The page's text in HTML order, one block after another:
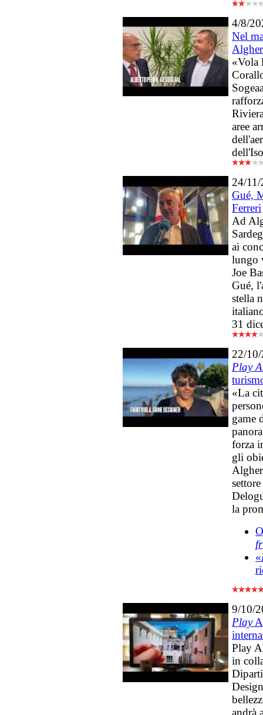
4/8/
Nel
«Vola
aree
24/
Gué,
Ferreri
Ad
ai
lungo
Joe
Gué,
stella
31
22/
Play
«La
game
forza
gli
la
«
9/10/
Play
Play
in
andrà